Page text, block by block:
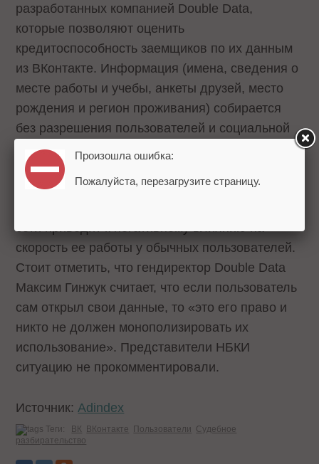
разработанных компанией Double Data,
которые позволяют оценить
кредитоспособность заемщиков по их данным
из ВКонтакте. Информация (имена, сведения о
месте работы и учебы, анкеты друзей, место
рождения и регион проживания) собирается
без разрешения пользователей и социальной
сети.
Помимо всего вышеперечисленного, создание
сети приводит к негативному влиянию на
скорость ее работы у обычных пользователей.
Стоит отметить, что гендиректор Double Data
Максим Гинжук считает, что если пользователь
сам открыл свои данные, то «это его право и
никто не должен монополизировать их
использование». Представители НБКИ
ситуацию не прокомментировали.
Источник:Adindex
Теги: ВК ВКонтакте Пользователи Судебное
разбирательство
Произошла ошибка:
Пожалуйста, перезагрузите страницу.